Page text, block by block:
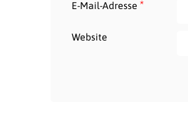
E-Mail-Adresse *
Website